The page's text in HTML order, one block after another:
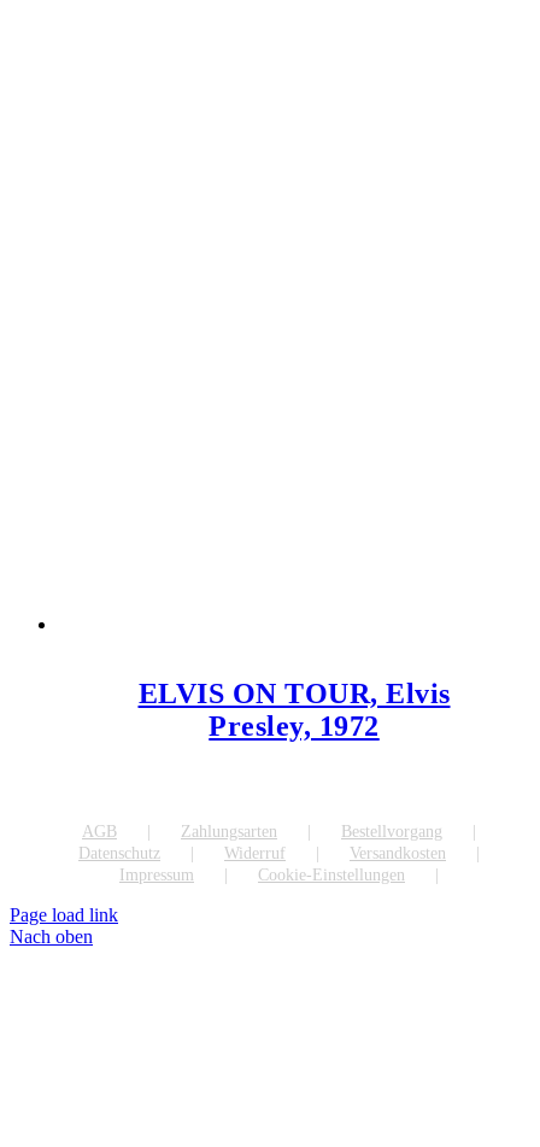
ELVIS ON TOUR, Elvis
Presley, 1972
AGB Zahlungsarten
Bestellvorgang
Datenschutz
Widerruf
Versandkosten
Impressum
Cookie-Einstellungen
Page load link
Nach oben